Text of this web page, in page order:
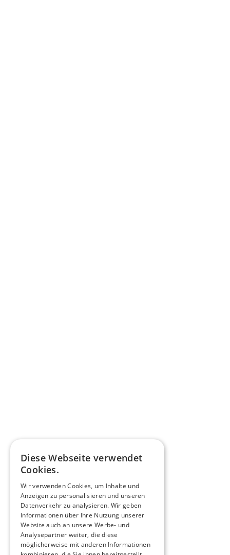
Diese Webseite verwendet
Cookies.
Wir verwenden Cookies, um Inhalte und
Anzeigen zu personalisieren und unseren
Datenverkehr zu analysieren. Wir geben
Informationen über Ihre Nutzung unserer
Website auch an unsere Werbe- und
Analysepartner weiter, die diese
möglicherweise mit anderen Informationen